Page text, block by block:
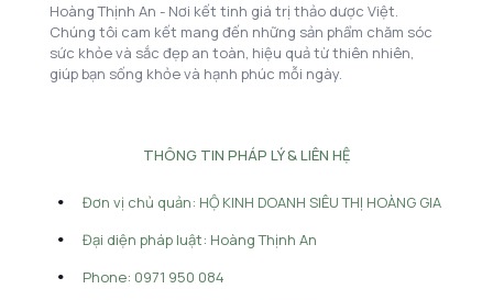
Hoàng Thịnh An - Nơi kết tinh giá trị thảo dược Việt.
Chúng tôi cam kết mang đến những sản phẩm chăm sóc
sức khỏe và sắc đẹp an toàn, hiệu quả từ thiên nhiên,
giúp bạn sống khỏe và hạnh phúc mỗi ngày.
THÔNG TIN PHÁP LÝ & LIÊN HỆ
Đơn vị chủ quản: HỘ KINH DOANH SIÊU THỊ HOÀNG GIA
Đại diện pháp luật: Hoàng Thịnh An
Phone: 0971 950 084